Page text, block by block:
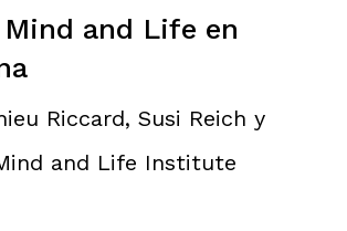
and Life en
Riccard, Susi Reich y
and Life Institute